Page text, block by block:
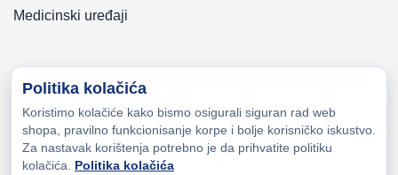
Medicinski uređaji
Copyright © 2026 Zeni-Lijek Apoteka. Sva prava zadržana
Politika kolačića
Koristimo kolačiće kako bismo osigurali siguran rad web
shopa, pravilno funkcionisanje korpe i bolje korisničko iskustvo.
Za nastavak korištenja potrebno je da prihvatite politiku
kolačića. Politika kolačića